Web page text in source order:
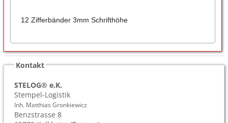
12 Zifferbänder 3mm Schrifthöhe
Kontakt
STELOG® e.K.
Stempel-Logistik
Inh. Matthias Gronkiewicz
Benzstrasse 8